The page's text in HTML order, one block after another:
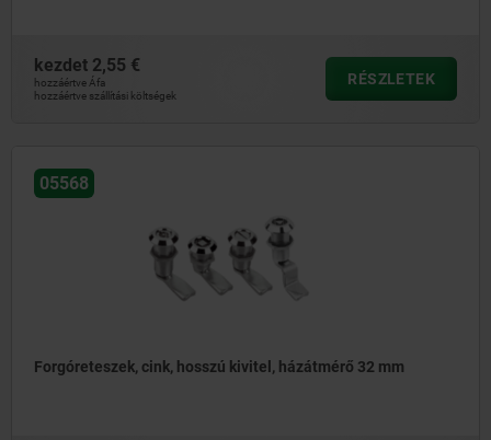
kezdet 2,55 €
hozzáértve Áfa
hozzáértve szállítási költségek
RÉSZLETEK
05568
Forgóreteszek, cink, hosszú kivitel, házátmérő 32 mm